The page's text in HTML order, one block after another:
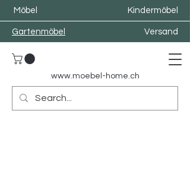
Möbel Kindermöbel
Gartenmöbel Versand
www.moebel-home. ch